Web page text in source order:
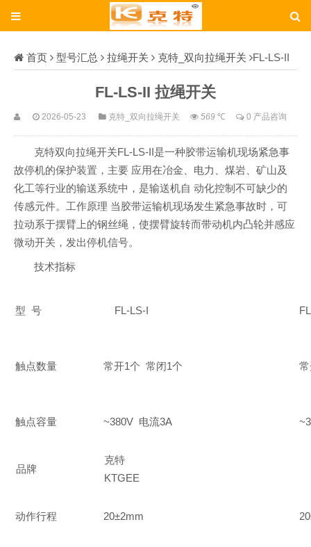
首页 型号汇总 拉绳开关 克特_双向拉绳开关 FL-LS-II
FL-LS-II 拉绳开关
2026-05-23 克特_双向拉绳开关 569 ℃ 0 产品咨询
克特双向拉绳开关FL-LS-II是一种胶带运输机现场紧急事
故停机的保护装置，主要 应用在冶金、电力、煤岩、矿山及
化工等行业的输送系统中，是输送机自 动化控制不可缺少的
传感元件。工作原理 当胶带运输机现场发生紧急事故时，可
拉动系于摆臂上的钢丝绳，使摆臂旋转而带动机内凸轮并感应
微动开关，发出停机信号。
技术指标
型 号 FL-LS-I
触点数量 常开1个 常闭1个
触点容量 ~380V 电流3A
品牌
克特
KTGEE
动作行程 20±2mm